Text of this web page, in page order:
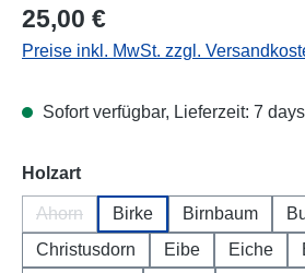
Regulärer Preis:
25,00 €
Preise inkl. MwSt. zzgl.
Sofort verfügbar, Lieferzeit: 7 days
Holzartauswählen
Ahorn
(Diese Option ist zurzeit nicht
Birke Birnbaum
Christusdorn
Eibe Eiche